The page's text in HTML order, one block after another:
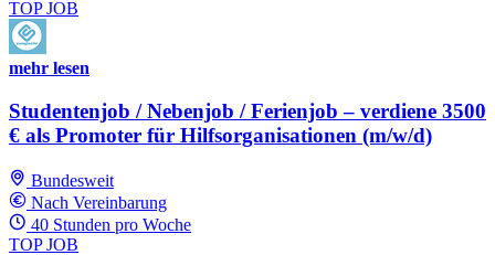
TOP JOB
mehr lesen
Studentenjob / Nebenjob / Ferienjob – verdiene 3500
€ als Promoter für Hilfsorganisationen (m/w/d)
Bundesweit
Nach Vereinbarung
40 Stunden pro Woche
TOP JOB